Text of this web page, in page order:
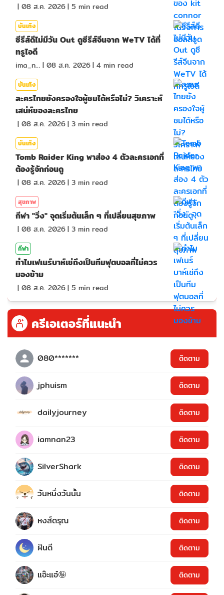
| 08 ส.ค. 2026| 5 min read
บันเทิง
ซีรีส์ดีไม่มีวัน Out ดูซีรีส์จีนจาก WeTV ได้ที่
ทรูไอดี
ima_nan | 08 ส.ค. 2026| 4 min read
บันเทิง
ละครไทยยังครองใจผู้ชมได้หรือไม่? วิเคราะห์
เสน่ห์ของละครไทย
| 08 ส.ค. 2026| 3 min read
บันเทิง
Tomb Raider King พาส่อง 4 ตัวละครเอกที่
ต้องรู้จักก่อนดู
| 08 ส.ค. 2026| 3 min read
สุขภาพ
กีฬา "วิ่ง" จุดเริ่มต้นเล็ก ๆ ที่เปลี่ยนสุขภาพ
| 08 ส.ค. 2026| 3 min read
กีฬา
ทำไมเฟเนร์บาห์เช่ถึงเป็นทีมฟุตบอลที่ไม่ควร
มองข้าม
| 08 ส.ค. 2026| 5 min read
ครีเอเตอร์ที่แนะนำ
080******* ติดตาม
jphuism ติดตาม
dailyjourney ติดตาม
iamnan23 ติดตาม
SilverShark ติดตาม
วันหนึ่งวันนั้น ติดตาม
หงส์ดรุณ ติดตาม
ฝันดี ติดตาม
แอ๊ะแอ๋🤪 ติดตาม